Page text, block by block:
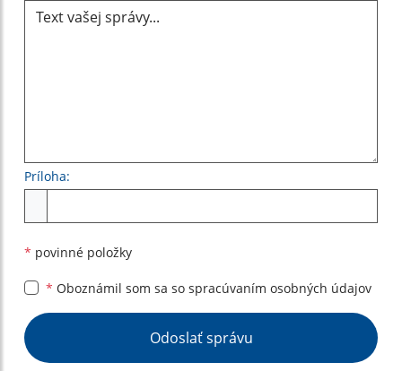
Príloha:
* povinné položky
* Oboznámil som sa so spracúvaním osobných údajov
Google reCaptcha Response
Odoslať správu